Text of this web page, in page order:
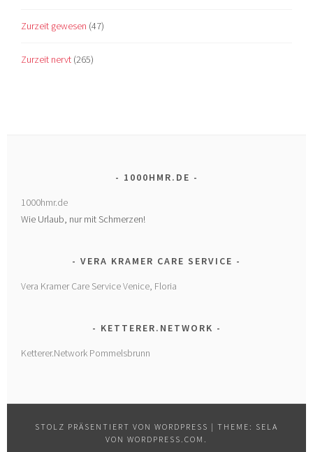
Zurzeit gewesen (47)
Zurzeit nervt (265)
1000HMR.DE
1000hmr.de
Wie Urlaub, nur mit Schmerzen!
VERA KRAMER CARE SERVICE
Vera Kramer Care Service Venice, Floria
KETTERER.NETWORK
Ketterer.Network Pommelsbrunn
STOLZ PRÄSENTIERT VON WORDPRESS | THEME: SELA
VON WORDPRESS.COM .